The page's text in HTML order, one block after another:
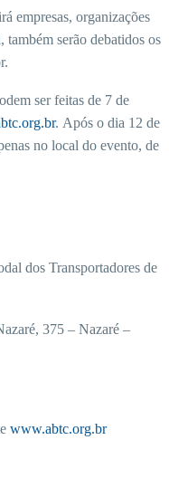
empresas, organizações
também serão debatidos os
ser feitas de 7 de
. Após o dia 12 de
no local do evento, de
dos Transportadores de
375 – Nazaré –
www.abtc.org.br